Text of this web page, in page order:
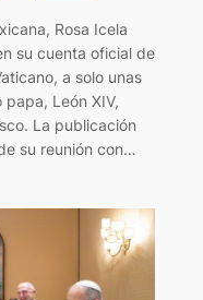
Rosa Icela
su cuenta oficial de
a solo unas
León XIV,
La publicación
su reunión con…